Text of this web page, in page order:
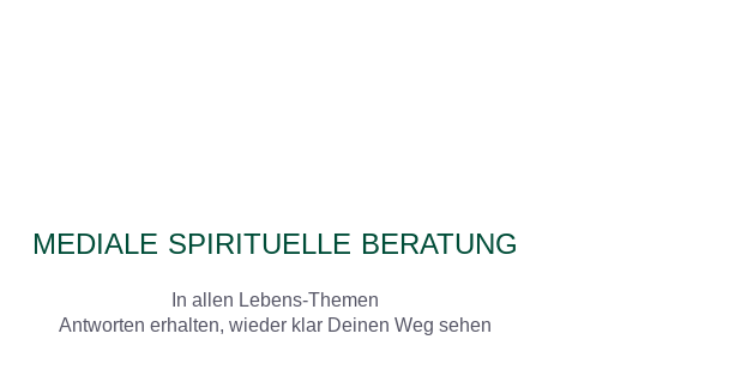
MEDIALE SPIRITUELLE BERATUNG
In allen Lebens-Themen
Antworten erhalten, wieder klar Deinen Weg sehen